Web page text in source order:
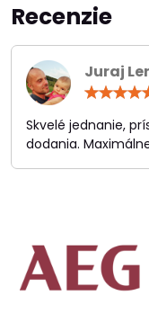
Recenzie
Juraj
Skvelé jednanie,
dodania.